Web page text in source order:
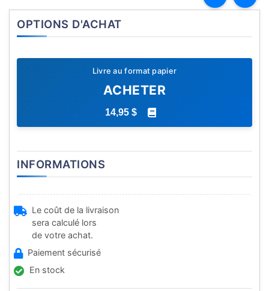
OPTIONS D'ACHAT
Livre au format papier
ACHETER
14,95 $
INFORMATIONS
Le coût de la livraison
sera calculé lors
de votre achat.
Paiement sécurisé
En stock